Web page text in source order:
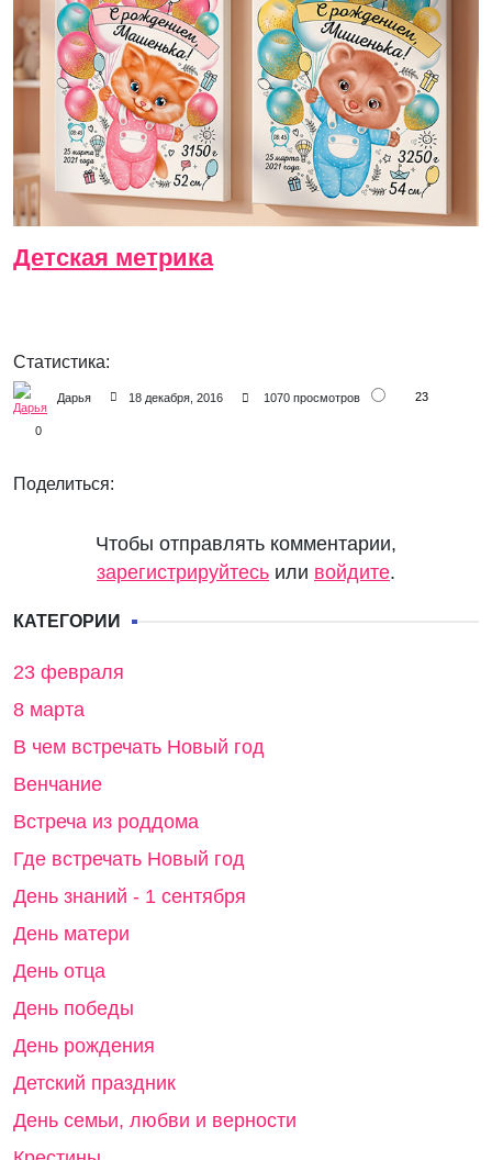
Детская метрика
Статистика:
Дарья 18 декабря, 2016 1070 просмотров 23
0
Поделиться:
Чтобы отправлять комментарии,
зарегистрируйтесь или войдите.
КАТЕГОРИИ
23 февраля
Венчание
Встреча из роддома
Где встречать Новый год
День знаний - 1 сентября
День матери
День отца
День победы
День рождения
Детский праздник